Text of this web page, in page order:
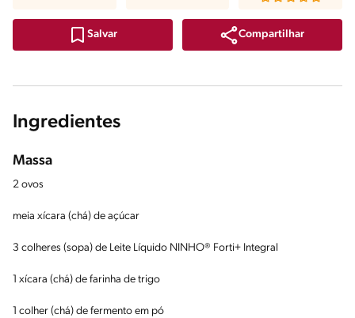
Salvar Compartilhar
Ingredientes
Massa
2 ovos
meia xícara (chá) de açúcar
3 colheres (sopa) de Leite Líquido NINHO® Forti+ Integral
1 xícara (chá) de farinha de trigo
1 colher (chá) de fermento em pó